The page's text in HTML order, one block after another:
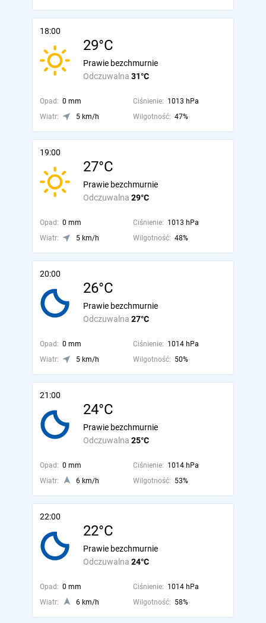
18:00
29°C
Odczuwalna 31°C
Prawie bezchmurnie
Opad: 0 mm Ciśnienie: 1013 hPa
Wiatr:
5 km/h Wilgotność: 47%
19:00
27°C
Odczuwalna 29°C
Prawie bezchmurnie
Opad: 0 mm Ciśnienie: 1013 hPa
Wiatr:
5 km/h Wilgotność: 48%
20:00
26°C
Odczuwalna 27°C
Prawie bezchmurnie
Opad: 0 mm Ciśnienie: 1014 hPa
Wiatr:
5 km/h Wilgotność: 50%
21:00
24°C
Odczuwalna 25°C
Prawie bezchmurnie
Opad: 0 mm Ciśnienie: 1014 hPa
Wiatr:
6 km/h Wilgotność: 53%
22:00
22°C
Odczuwalna 24°C
Prawie bezchmurnie
Opad: 0 mm Ciśnienie: 1014 hPa
Wiatr:
6 km/h Wilgotność: 58%